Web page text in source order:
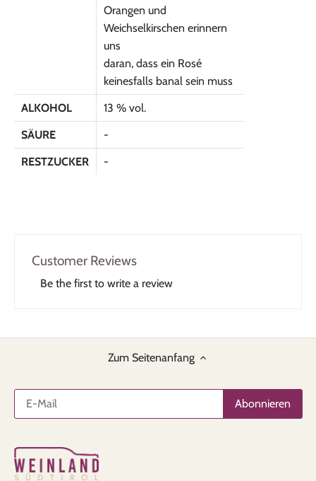
Orangen und
Weichselkirschen erinnern
uns
daran, dass ein Rosé
keinesfalls banal sein muss
ALKOHOL
13 % vol.
SÄURE
-
RESTZUCKER
-
Customer Reviews
Be the first to write a review
Zum Seitenanfang